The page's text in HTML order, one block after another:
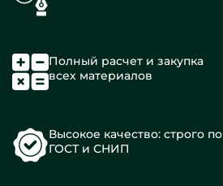
Полный расчет и закупка
всех материалов
Высокое качество: строго по
ГОСТ и СНИП